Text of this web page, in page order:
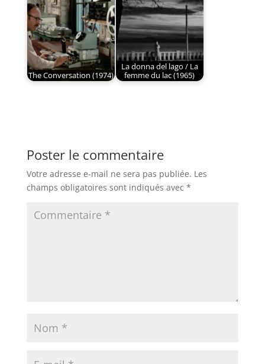
The Conversation (1974)
La donna del lago / La
femme du lac (1965)
Poster le commentaire
Votre adresse e-mail ne sera pas publiée. Les
champs obligatoires sont indiqués avec *